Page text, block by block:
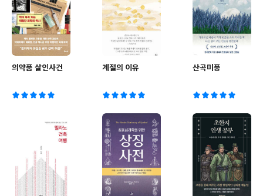
의약품 살인사건 계절의 이유 산곡미풍